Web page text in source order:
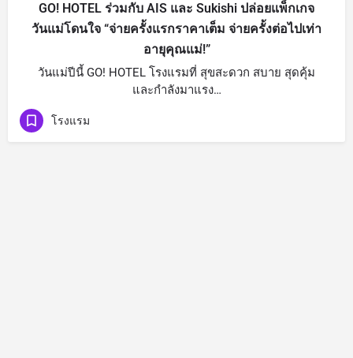
GO! HOTEL ร่วมกับ AIS และ Sukishi ปล่อยแพ็กเกจ
วันแม่โดนใจ “จ่ายครั้งแรกราคาเต็ม จ่ายครั้งต่อไปเท่า
อายุคุณแม่!”
วันแม่ปีนี้ GO! HOTEL โรงแรมที่ สุขสะดวก สบาย สุดคุ้ม
และกำลังมาแรง…
โรงแรม